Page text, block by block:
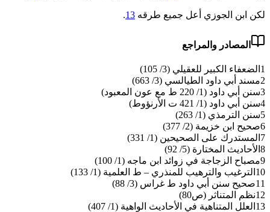
لكن ابن الجوزي أعل جميع طرقه 13
.
المصادر والمراجع
1 الضعفاء الكبير للعقيلي (3/ 105)
2مسند أبي داود الطيالسي (3/ 663)
3سنن أبي داود (1/ 220 ط مع عون المعبود)
4سنن أبي داود (1/ 421 ت الأرنؤوط)
5سنن الترمذي (1/ 263)
6صحيح ابن خزيمة (2/ 377)
7 المستدرك على الصحيحين (1/ 331)
8 الأحاديث المختارة (5/ 92)
9مصباح الزجاجة في زوائد ابن ماجه (1/ 100)
10 الترغيب والترهيب للمنذري – ط العلمية (1/ 133)
11صحيح سنن أبي داود ط غراس (3/ 88)
12نظم المتناثر (ص80)
13 العلل المتناهية في الأحاديث الواهية (1/ 407)